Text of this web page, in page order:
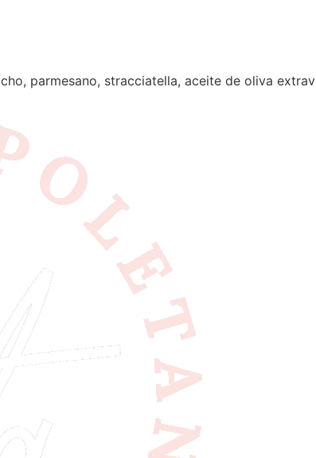
parmesano, stracciatella, aceite de oliva